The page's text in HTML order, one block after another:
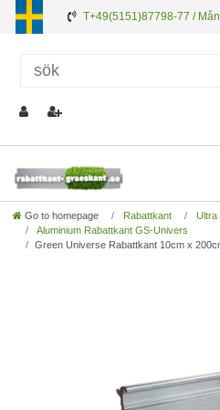
T+49(5151)87798-77 /
Go to homepage Rabattkant
Ultra
Aluminium Rabattkant GS-Univers
Green Universe Rabattkant 10cm x